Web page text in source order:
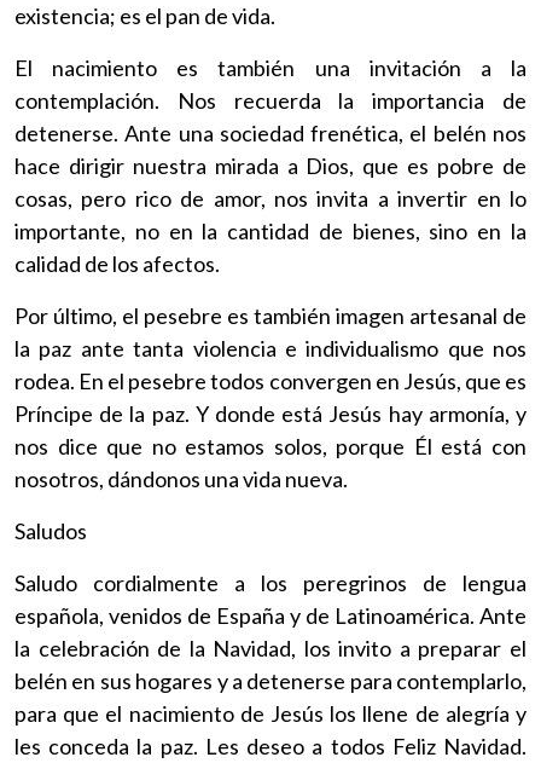
existencia; es el pan de vida.
El nacimiento es también una invitación a la
contemplación. Nos recuerda la importancia de
detenerse. Ante una sociedad frenética, el belén nos
hace dirigir nuestra mirada a Dios, que es pobre de
cosas, pero rico de amor, nos invita a invertir en lo
importante, no en la cantidad de bienes, sino en la
calidad de los afectos.
Por último, el pesebre es también imagen artesanal de
la paz ante tanta violencia e individualismo que nos
rodea. En el pesebre todos convergen en Jesús, que es
Príncipe de la paz. Y donde está Jesús hay armonía, y
nos dice que no estamos solos, porque Él está con
nosotros, dándonos una vida nueva.
Saludos
Saludo cordialmente a los peregrinos de lengua
española, venidos de España y de Latinoamérica. Ante
la celebración de la Navidad, los invito a preparar el
belén en sus hogares y a detenerse para contemplarlo,
para que el nacimiento de Jesús los llene de alegría y
les conceda la paz. Les deseo a todos Feliz Navidad.